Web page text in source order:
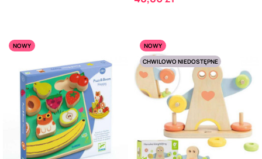
NOWY
NOWY
CHWILOWO NIEDOSTĘPNE